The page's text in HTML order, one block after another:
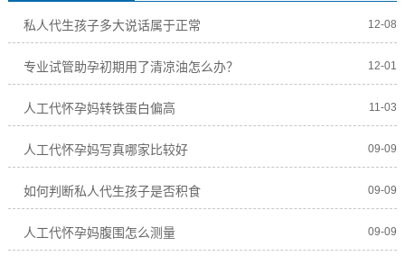
私人代生孩子多大说话属于正常 12-08
专业试管助孕初期用了清凉油怎么办？ 12-01
人工代怀孕妈转铁蛋白偏高 11-03
人工代怀孕妈写真哪家比较好 09-09
如何判断私人代生孩子是否积食 09-09
人工代怀孕妈腹围怎么测量 09-09